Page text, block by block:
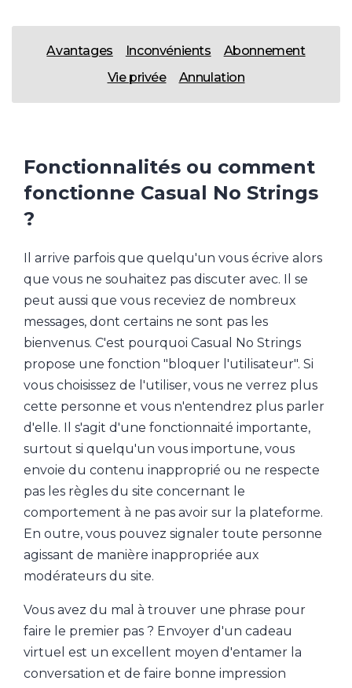
Avantages Inconvénients
Abonnement
Vie privée
Annulation
Fonctionnalités ou comment
fonctionne Casual No Strings
?
Il arrive parfois que quelqu'un vous écrive alors
que vous ne souhaitez pas discuter avec. Il se
peut aussi que vous receviez de nombreux
messages, dont certains ne sont pas les
bienvenus. C'est pourquoi Casual No Strings
propose une fonction "bloquer l'utilisateur". Si
vous choisissez de l'utiliser, vous ne verrez plus
cette personne et vous n'entendrez plus parler
d'elle. Il s'agit d'une fonctionnaité importante,
surtout si quelqu'un vous importune, vous
envoie du contenu inapproprié ou ne respecte
pas les règles du site concernant le
comportement à ne pas avoir sur la plateforme.
En outre, vous pouvez signaler toute personne
agissant de manière inappropriée aux
modérateurs du site.
Vous avez du mal à trouver une phrase pour
faire le premier pas ? Envoyer d'un cadeau
virtuel est un excellent moyen d'entamer la
conversation et de faire bonne impression